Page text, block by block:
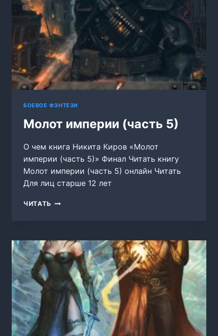
БОЕВОЕ ФЭНТЕЗИ
Молот империи (часть 5)
О чем книга Никита Киров «Молот
империи (часть 5)» Финал Читать книгу
Молот империи (часть 5) онлайн Читать
Для лиц старше 12 лет
ЧИТАТЬ МОЛОТ